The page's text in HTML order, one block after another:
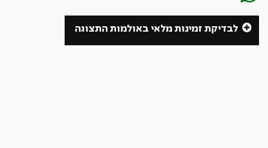
לבדיקת זמינות מלאי באולמות התצוגה